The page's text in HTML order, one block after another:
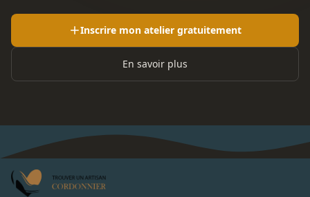
Inscrire mon atelier gratuitement
En savoir plus